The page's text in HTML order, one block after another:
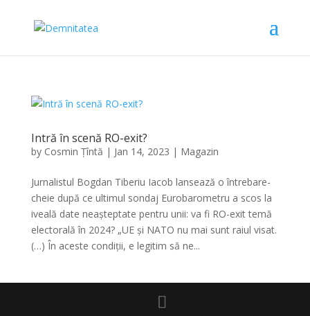
Intră în scenă RO-exit?
by Cosmin Țîntă | Jan 14, 2023 | Magazin
Jurnalistul Bogdan Tiberiu Iacob lansează o întrebare-
cheie după ce ultimul sondaj Eurobarometru a scos la
iveală date neașteptate pentru unii: va fi RO-exit temă
electorală în 2024? „UE și NATO nu mai sunt raiul visat.
(…) În aceste condiții, e legitim să ne...